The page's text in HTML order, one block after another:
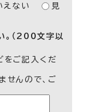
えない
見
。（200文字以
をご記入くだ
せんので、ご